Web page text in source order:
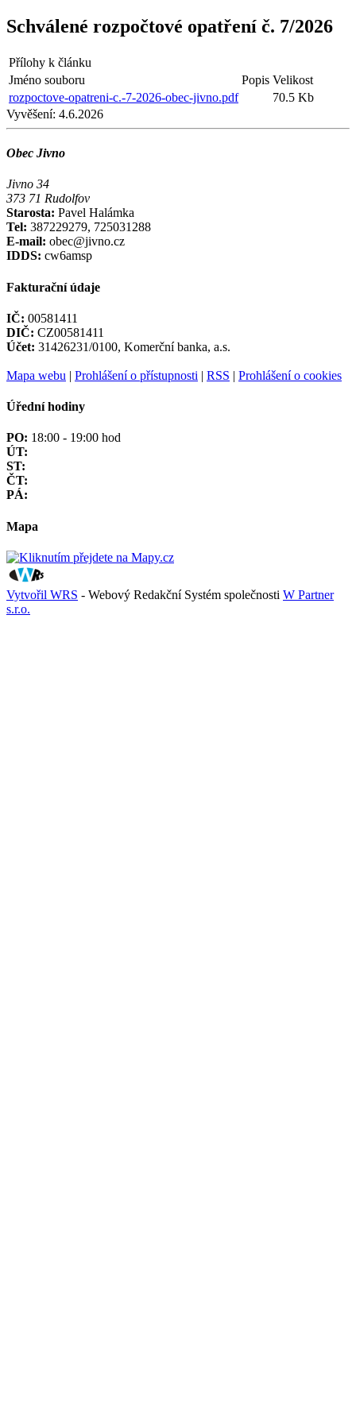
Schválené rozpočtové opatření č. 7/2026
Přílohy k článku
Jméno souboru
Popis Velikost
rozpoctove-opatreni-c.-7-2026-obec-jivno.pdf
70.5 Kb
Vyvěšení: 4.6.2026
Obec Jivno
Jivno 34
373 71 Rudolfov
Starosta: Pavel Halámka
Tel: 387229279, 725031288
E-mail: obec@jivno.cz
IDDS: cw6amsp
Fakturační údaje
IČ: 00581411
DIČ: CZ00581411
Účet: 31426231/0100, Komerční banka, a.s.
Mapa webu | Prohlášení o přístupnosti | RSS | Prohlášení o cookies
Úřední hodiny
PO: 18:00 - 19:00 hod
ÚT:
ST:
ČT:
PÁ:
Mapa
Vytvořil WRS - Webový Redakční Systém společnosti W Partner
s.r.o.